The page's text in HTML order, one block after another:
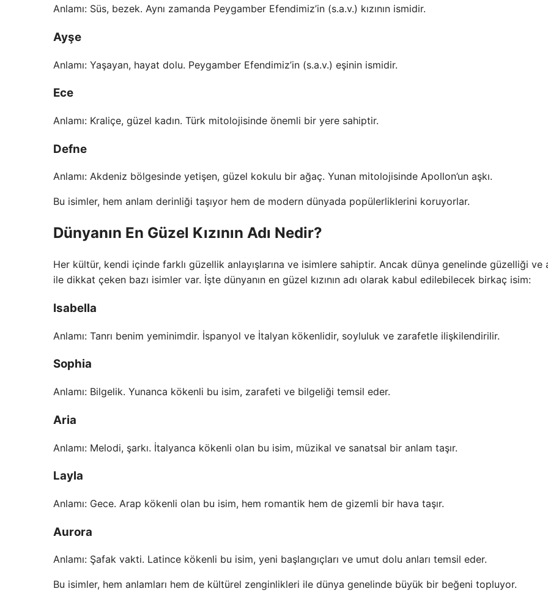
Anlamı: Süs, bezek. Aynı zamanda Peygamber Efendimiz’in (s.a.v.) kızının ismidir.
Ayşe
Anlamı: Yaşayan, hayat dolu. Peygamber Efendimiz’in (s.a.v.) eşinin ismidir.
Ece
Anlamı: Kraliçe, güzel kadın. Türk mitolojisinde önemli bir yere sahiptir.
Defne
Anlamı: Akdeniz bölgesinde yetişen, güzel kokulu bir ağaç. Yunan mitolojisinde Apollon’un aşkı.
Bu isimler, hem anlam derinliği taşıyor hem de modern dünyada popülerliklerini koruyorlar.
Dünyanın En Güzel Kızının Adı Nedir?
Her kültür, kendi içinde farklı güzellik anlayışlarına ve isimlere sahiptir. Ancak dünya genelinde güzelliği ve
ile dikkat çeken bazı isimler var. İşte dünyanın en güzel kızının adı olarak kabul edilebilecek birkaç isim:
Isabella
Anlamı: Tanrı benim yeminimdir. İspanyol ve İtalyan kökenlidir, soyluluk ve zarafetle ilişkilendirilir.
Sophia
Anlamı: Bilgelik. Yunanca kökenli bu isim, zarafeti ve bilgeliği temsil eder.
Aria
Anlamı: Melodi, şarkı. İtalyanca kökenli olan bu isim, müzikal ve sanatsal bir anlam taşır.
Layla
Anlamı: Gece. Arap kökenli olan bu isim, hem romantik hem de gizemli bir hava taşır.
Aurora
Anlamı: Şafak vakti. Latince kökenli bu isim, yeni başlangıçları ve umut dolu anları temsil eder.
Bu isimler, hem anlamları hem de kültürel zenginlikleri ile dünya genelinde büyük bir beğeni topluyor.